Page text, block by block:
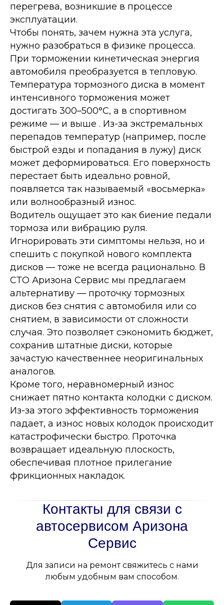
перегрева, возникшие в процессе
эксплуатации.
Чтобы понять, зачем нужна эта услуга,
нужно разобраться в физике процесса.
При торможении кинетическая энергия
автомобиля преобразуется в тепловую.
Температура тормозного диска в момент
интенсивного торможения может
достигать 300–500°C, а в спортивном
режиме — и выше . Из-за экстремальных
перепадов температур (например, после
быстрой езды и попадания в лужу) диск
может деформироваться. Его поверхность
перестает быть идеально ровной,
появляется так называемый «восьмерка»
или волнообразный износ.
Водитель ощущает это как биение педали
тормоза или вибрацию руля.
Игнорировать эти симптомы нельзя, но и
спешить с покупкой нового комплекта
дисков — тоже не всегда рационально. В
СТО Аризона Сервис мы предлагаем
альтернативу — проточку тормозных
дисков без снятия с автомобиля или со
снятием, в зависимости от сложности
случая. Это позволяет сэкономить бюджет,
сохранив штатные диски, которые
зачастую качественнее неоригинальных
аналогов.
Кроме того, неравномерный износ
снижает пятно контакта колодки с диском.
Из-за этого эффективность торможения
падает, а износ новых колодок происходит
катастрофически быстро. Проточка
возвращает идеальную плоскость,
обеспечивая плотное прилегание
фрикционных накладок.
Контакты для связи с
автосервисом Аризона
Сервис
Для записи на ремонт свяжитесь с нами
любым удобным вам способом.